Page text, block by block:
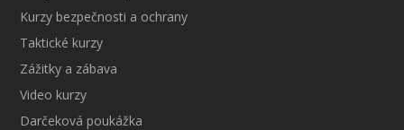
Kurzy bezpečnosti a ochrany
Taktické kurzy
Zážitky a zábava
Video kurzy
Darčeková poukážka